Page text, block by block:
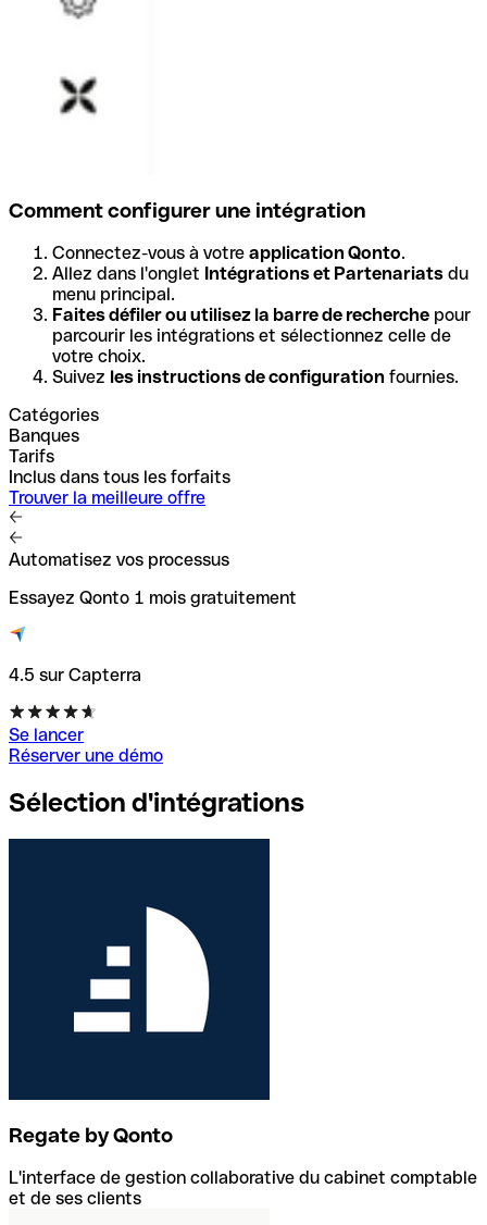
Comment configurer une intégration
Connectez-vous à votre application Qonto.
Allez dans l'onglet Intégrations et Partenariats du
menu principal.
Faites défiler ou utilisez la barre de recherche pour
parcourir les intégrations et sélectionnez celle de
votre choix.
Suivez les instructions de configuration fournies.
Catégories
Banques
Tarifs
Inclus dans tous les forfaits
Trouver la meilleure offre
Automatisez vos processus
Essayez Qonto 1 mois gratuitement
4.5 sur Capterra
Se lancer
Réserver une démo
Sélection d'intégrations
Regate by Qonto
L'interface de gestion collaborative du cabinet comptable
et de ses clients